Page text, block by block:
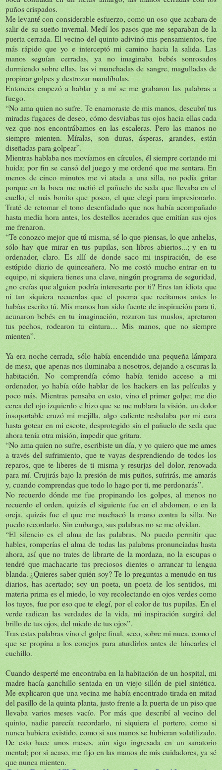
puños crispados.
Me levanté con considerable esfuerzo, como un oso que acabara de
salir de su sueño invernal. Medí los pasos que me separaban de la
puerta cerrada. El vecino del quinto adivinó mis pensamientos, fue
más rápido que yo e interceptó mi camino hacia la salida. Las
manos seguían cerradas, ya no imaginaba bebés sonrosados
durmiendo sobre ellas, las vi manchadas de sangre, magulladas de
propinar golpes y destrozar mandíbulas.
Entonces empezó a hablar y a mí se me grabaron las palabras a
fuego.
“No ama quien no sufre. Te enamoraste de mis manos, descubrí tus
miradas fugaces de deseo, cómo desviabas tus ojos hacia ellas cada
vez que nos encontrábamos en las escaleras. Pero las manos no
siempre mienten. Míralas, son duras, ásperas, grandes, están
diseñadas para golpear”.
Mientras hablaba nos movíamos en círculos, él siempre cortando mi
huida; por fin se cansó del juego y me ordenó que me sentara. En
menos de cinco minutos me vi atada a una silla, no podía gritar
porque en la boca me metió el pañuelo de seda que llevaba en el
cuello, el más bonito que poseo, el que elegí para impresionarlo.
Traté de retomar el tono desenfadado que nos había acompañado
hasta media hora antes, los destellos acerados que emitían sus ojos
me frenaron.
“Te conozco mejor que tú misma, sé lo que piensas, lo que anhelas,
sólo hay que mirar en tus pupilas, son libros abiertos...; y en tu
ordenador, claro. Es allí de donde saco mi inspiración, de ese
estúpido diario de quinceañera. No me costó mucho entrar en tu
equipo, ni siquiera tienes una clave, ningún programa de seguridad,
¿no creías que alguien podría interesarte por ti? Eres tan idiota que
ni tan siquiera recuerdas que el poema que recitamos antes lo
habías escrito tú. Mis manos han sido fuente de inspiración para ti,
acunaron bebés en tu imaginación, rozaron tus muslos, apretaron
tus pechos, rodearon tu cintura… Mis manos, que no siempre
mienten”.
Ya era noche cerrada, sólo había encendido una pequeña lámpara
de mesa, que apenas nos iluminaba a nosotros, dejando a oscuras la
habitación. No comprendía cómo había tenido acceso a mi
ordenador, yo había oído hablar de los hackers en las películas y
poco más. Mientras pensaba en esto, vino el primer golpe; me dio
cerca del ojo izquierdo e hizo que se me nublara la visión, un dolor
insoportable cruzó mi mejilla, algo caliente resbalaba por mi cara
hasta gotear en mi escote, desprotegido sin el pañuelo de seda que
ahora tenía otra misión, impedir que gritara.
“No ama quien no sufre, escribiste un día, y yo quiero que me ames
a través del sufrimiento, que te vayas desprendiendo de todos los
reparos, que te liberes de ti misma y resurjas del dolor, renovada
para mí. Crujirás bajo la presión de mis puños, sufrirás, me amarás
y, cuando comprendas que todo lo hago por ti, me perdonarás”.
No recuerdo dónde me fue propinando los golpes, al menos no
recuerdo el orden, quizás el siguiente fue en el abdomen, o en la
oreja, quizás fue el que me machacó la mano contra la silla. No
puedo recordarlo. Sin embargo, sus palabras no se me olvidan.
“El silencio es el alma de las palabras. No puedo permitir que
hables, romperías el alma de todas las palabras pronunciadas hasta
ahora, así que no trates de librarte de la mordaza, no la escupas o
tendré que machacarte tus preciosos dientes o arrancar tu lengua
blanda. ¿Quieres saber quién soy? Te lo preguntas a menudo en tus
diarios, has acertado; soy un poeta, un poeta de los sentidos, mi
materia prima es el miedo, lo voy recolectando en ojos verdes como
los tuyos, fue por eso que te elegí, por el color de tus pupilas. En el
verde radican las verdades de la vida, mi inspiración surgirá del
brillo de tus ojos, del miedo de tus ojos”.
Tras estas palabras vino el golpe final, seco, sobre mi nuca, como el
que se propina a los conejos para aturdirlos antes de hincarles el
cuchillo.
Cuando desperté me encontraba en la habitación de un hospital, mi
madre hacía ganchillo sentada en un viejo sillón de piel sintética.
Me explicaron que una vecina me había encontrado tirada en mitad
del pasillo de la quinta planta, justo frente a la puerta de un piso que
llevaba varios meses vacío. Por más que describí al vecino del
quinto, nadie parecía recordarlo, ni siquiera el portero, como si
nunca hubiera existido, como si sus manos se hubieran volatilizado.
De esto hace unos meses, aún sigo ingresada en un sanatorio
mental; por si acaso, me fijo en las manos de mis cuidadores, ya sé
que nunca mienten.